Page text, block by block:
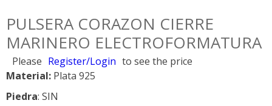
PULSERA CORAZON CIERRE
MARINERO ELECTROFORMATURA
Please Register/Login to see the price
Material: Plata 925
Piedra: SIN